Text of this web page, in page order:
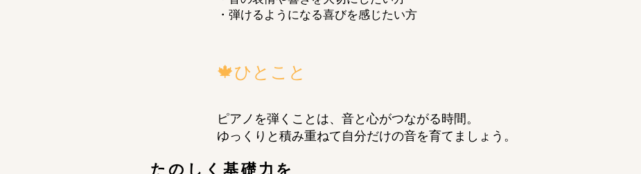
・弾けるようになる喜びを感じたい方
🍁ひとこと
ピアノを弾くことは、音と心がつながる時間。
ゆっくりと積み重ねて自分だけの音を育てましょう。
​たのしく基礎力を